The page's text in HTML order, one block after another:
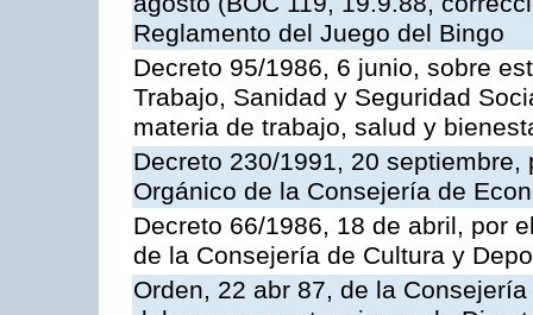
Reglamento del Juego del Bingo
Decreto 95/1986, 6 junio, sobre
Trabajo, Sanidad y Seguridad
materia de trabajo, salud y
Decreto 230/1991, 20
Orgánico de la Consejería de
Decreto 66/1986, 18 de abril, por
de la Consejería de Cultura y
Orden, 22 abr 87, de la